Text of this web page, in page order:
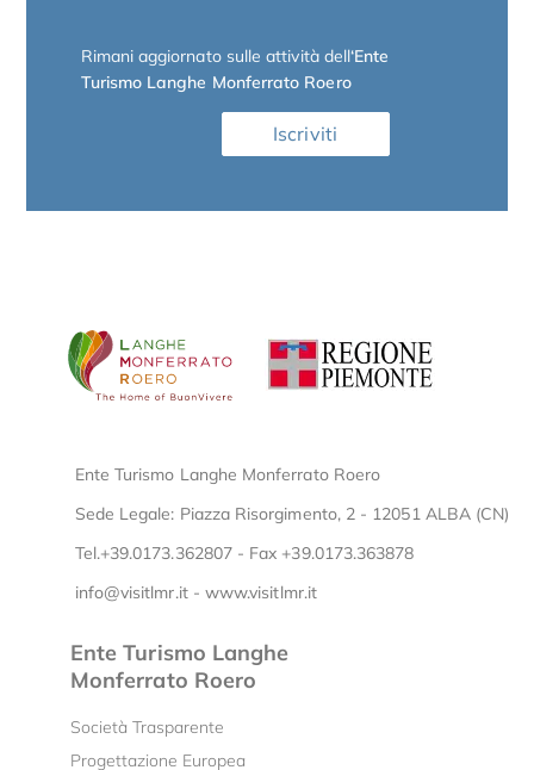
Rimani aggiornato sulle attività dell‘Ente
Turismo Langhe Monferrato Roero
Iscriviti
Ente Turismo Langhe Monferrato Roero
Sede Legale: Piazza Risorgimento, 2 - 12051 ALBA (CN)
Tel.+39.0173.362807 - Fax +39.0173.363878
info@visitlmr.it- www.visitlmr.it
Ente Turismo Langhe
Monferrato Roero
Società Trasparente
Progettazione Europea